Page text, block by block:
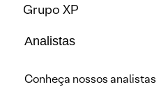
Grupo XP
Analistas
Conheça nossos analistas